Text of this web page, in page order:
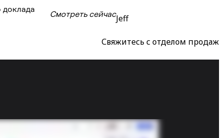
Смотреть сейчасJeff
Свяжитесь с отделом продаж